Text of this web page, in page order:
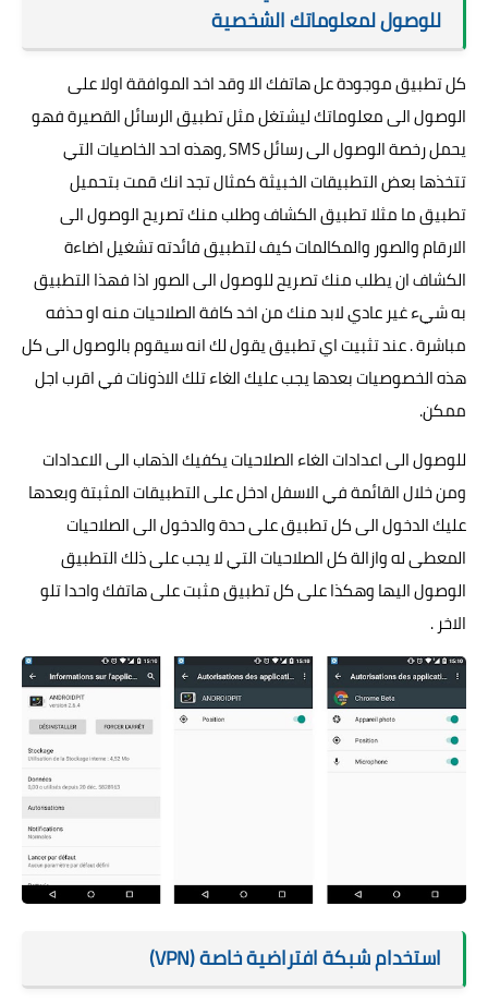
للوصول لمعلوماتك الشخصية
كل تطبيق موجودة عل هاتفك الا وقد اخد الموافقة اولا على
الوصول الى معلوماتك ليشتغل مثل تطبيق الرسائل القصيرة فهو
يحمل رخصة الوصول الى رسائل SMS ،وهذه احد الخاصيات التي
تتخذها بعض التطبيقات الخبيثة كمثال تجد انك قمت بتحميل
تطبيق ما مثلا تطبيق الكشاف وطلب منك تصريح الوصول الى
الارقام والصور والمكالمات كيف لتطبيق فائدته تشغيل اضاءة
الكشاف ان يطلب منك تصريح للوصول الى الصور اذا فهذا التطبيق
به شيء غير عادي لابد منك من اخد كافة الصلاحيات منه او حذفه
مباشرة . عند تثبيت اي تطبيق يقول لك انه سيقوم بالوصول الى كل
هذه الخصوصيات بعدها يجب عليك الغاء تلك الاذونات في اقرب اجل
ممكن.
للوصول الى اعدادات الغاء الصلاحيات يكفيك الذهاب الى الاعدادات
ومن خلال القائمة في الاسفل ادخل على التطبيقات المثبتة وبعدها
عليك الدخول الى كل تطبيق على حدة والدخول الى الصلاحيات
المعطى له وازالة كل الصلاحيات التي لا يجب على ذلك التطبيق
الوصول اليها وهكذا على كل تطبيق مثبت على هاتفك واحدا تلو
الاخر .
استخدام شبكة افتراضية خاصة (VPN)